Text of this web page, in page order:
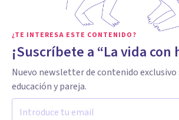
¿TE INTERESA ESTE CONTENIDO?
¡Suscríbete a “La vida con
Nuevo newsletter de contenido exclusivo
educación y pareja.